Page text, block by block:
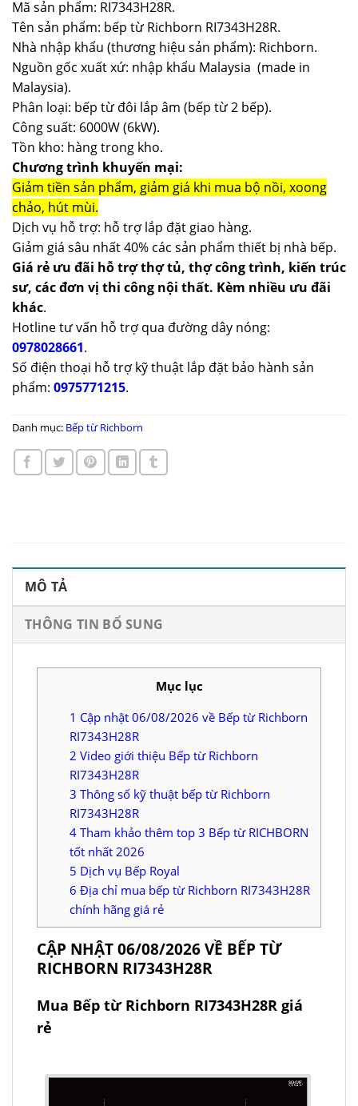
Mã sản phẩm: RI7343H28R.
Tên sản phẩm: bếp từ Richborn RI7343H28R.
Nhà nhập khẩu (thương hiệu sản phẩm): Richborn.
Nguồn gốc xuất xứ: nhập khẩu Malaysia (made in
Malaysia).
Phân loại: bếp từ đôi lắp âm (bếp từ 2 bếp).
Công suất: 6000W (6kW).
Tồn kho: hàng trong kho.
Chương trình khuyến mại:
Giảm tiền sản phẩm, giảm giá khi mua bộ nồi, xoong
chảo, hút mùi.
Dịch vụ hỗ trợ: hỗ trợ lắp đặt giao hàng.
Giảm giá sâu nhất 40% các sản phẩm thiết bị nhà bếp.
Giá rẻ ưu đãi hỗ trợ thợ tủ, thợ công trình, kiến trúc
sư, các đơn vị thi công nội thất. Kèm nhiều ưu đãi
khác.
Hotline tư vấn hỗ trợ qua đường dây nóng:
0978028661.
Số điện thoại hỗ trợ kỹ thuật lắp đặt bảo hành sản
phẩm: 0975771215.
Danh mục: Bếp từ Richborn
MÔ TẢ
THÔNG TIN BỔ SUNG
Mục lục
1 Cập nhật 06/08/2026 về Bếp từ Richborn
RI7343H28R
2 Video giới thiệu Bếp từ Richborn
RI7343H28R
3 Thông số kỹ thuật bếp từ Richborn
RI7343H28R
4 Tham khảo thêm top 3 Bếp từ RICHBORN
tốt nhất 2026
5 Dịch vụ Bếp Royal
6 Địa chỉ mua bếp từ Richborn RI7343H28R
chính hãng giá rẻ
CẬP NHẬT 06/08/2026 VỀ BẾP TỪ
RICHBORN RI7343H28R
Mua Bếp từ Richborn RI7343H28R giá
rẻ